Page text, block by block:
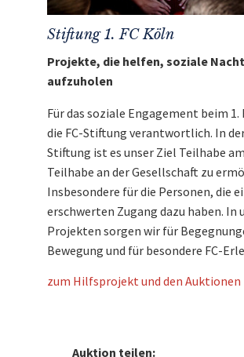
Stiftung 1. FC Köln
Projekte, die helfen, soziale
aufzuholen
Für das soziale Engagement beim 1.
die FC-Stiftung verantwortlich. In
Stiftung ist es unser Ziel Teilhabe am
Teilhabe an der Gesellschaft zu
Insbesondere für die Personen, die
erschwerten Zugang dazu haben. In
Projekten sorgen wir für
Bewegung und für besondere FC-
zum Hilfsprojekt und den Auktionen
Auktion teilen: